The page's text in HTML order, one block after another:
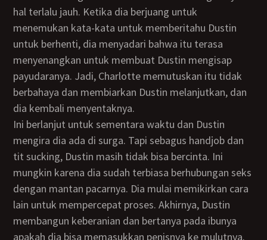
hal terlalu jauh. Ketika dia berjuang untuk
menemukan kata-kata untuk memberitahu Dustin
untuk berhenti, dia menyadari bahwa itu terasa
menyenangkan untuk membuat Dustin mengisap
payudaranya. Jadi, Charlotte memutuskan itu tidak
berbahaya dan membiarkan Dustin melanjutkan, dan
dia kembali menyentaknya.
Ini berlanjut untuk sementara waktu dan Dustin
mengira dia ada di surga. Tapi sebagus handjob dan
tit sucking, Dustin masih tidak bisa bercinta. Ini
mungkin karena dia sudah terbiasa berhubungan seks
dengan mantan pacarnya. Dia mulai memikirkan cara
lain untuk mempercepat proses. Akhirnya, Dustin
membangun keberanian dan bertanya pada ibunya
apakah dia bisa memasukkan penisnya ke mulutnya.